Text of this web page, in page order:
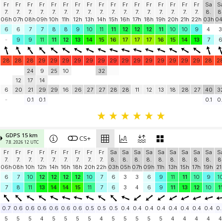
Fr
7.
06h
Fr
7.
07h
Fr
7.
08h
Fr
7.
09h
Fr
7.
10h
Fr
7.
11h
Fr
7.
12h
Fr
7.
13h
Fr
7.
14h
Fr
7.
15h
Fr
7.
16h
Fr
7.
17h
Fr
7.
18h
Fr
7.
19h
Fr
7.
20h
Fr
7.
21h
Fr
7.
22h
Sa
8.
03h
6
6 7 7 8 8 9 10 11 11 12 12 12 11 10 10 9 4
3
-
9 9 11 11 12 13 14 15 16 17 17 17 16 15 14 13 7 6
28 28 28 29 29 29 29 29 29 29 29 29 29 29 29 29 29 28
6
12
20
24
17
21
9
14
29
25
29
10
16 26 27
32
27 28 28 11 12 13 18 28 27 40
-
0.1 0.1 0.1
GDPS 15 km
7.8. 2026 12 UTC CS+
Fr
7.
06h
Fr
7.
08h
Fr
7.
10h
Fr
7.
12h
Fr
7.
14h
Fr
7.
16h
Fr
7.
18h
Fr
7.
20h
Fr
7.
22h
Sa
8.
03h
Sa
8.
05h
Sa
8.
07h
Sa
8.
09h
Sa
8.
11h
Sa
8.
13h
Sa
8.
15h
Sa
8.
17h
Sa
8.
19h
6
7 10 12 12 12 12 10 7 6 3 3 6 9 11 11 10 9
7
8 11 13 14 14 15 11 7 6 3 4 6 9 11 13 12 10
0.7 0.6 0.6 0.6 0.6 0.6 0.6 0.5 0.5 0.5 0.4 0.4 0.4 0.4 0.4 0.4 0.4 0.4
5
5 5 4 5 5 5 5 4 5 5 5 5 5 4 4 4 4 4